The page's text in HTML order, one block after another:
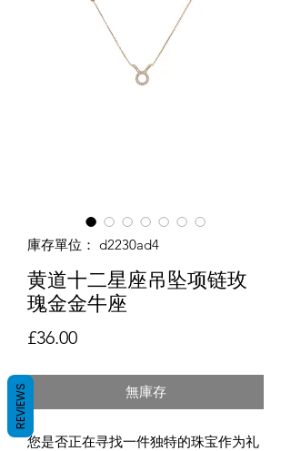
庫存單位： d2230ad4
黄道十二星座吊坠项链玫
瑰金金牛座
£36.00價格
無庫存
您是否正在寻找一件独特的珠宝作为礼
REVIEWS